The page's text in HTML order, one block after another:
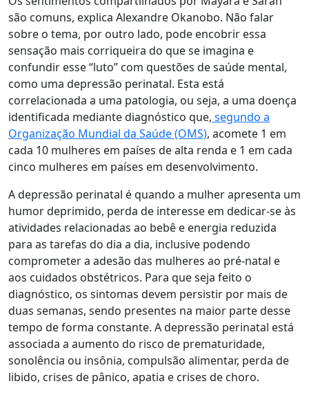
são comuns, explica Alexandre Okanobo. Não falar
sobre o tema, por outro lado, pode encobrir essa
sensação mais corriqueira do que se imagina e
confundir esse “luto” com questões de saúde mental,
como uma depressão perinatal. Esta está
correlacionada a uma patologia, ou seja, a uma doença
identificada mediante diagnóstico que, segundo a
Organização Mundial da Saúde (OMS), acomete 1 em
cada 10 mulheres em países de alta renda e 1 em cada
cinco mulheres em países em desenvolvimento.
A depressão perinatal é quando a mulher apresenta um
humor deprimido, perda de interesse em dedicar-se às
atividades relacionadas ao bebê e energia reduzida
para as tarefas do dia a dia, inclusive podendo
comprometer a adesão das mulheres ao pré-natal e
aos cuidados obstétricos. Para que seja feito o
diagnóstico, os sintomas devem persistir por mais de
duas semanas, sendo presentes na maior parte desse
tempo de forma constante. A depressão perinatal está
associada a aumento do risco de prematuridade,
sonolência ou insônia, compulsão alimentar, perda de
libido, crises de pânico, apatia e crises de choro.